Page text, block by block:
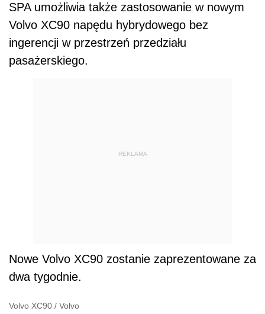
SPA umożliwia także zastosowanie w nowym
Volvo XC90 napędu hybrydowego bez
ingerencji w przestrzeń przedziału
pasażerskiego.
REKLAMA
Nowe Volvo XC90 zostanie zaprezentowane za
dwa tygodnie.
Volvo XC90 / Volvo